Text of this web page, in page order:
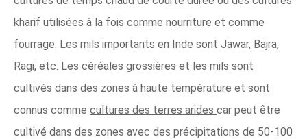
kharif utilisées à la fois comme nourriture et comme
fourrage. Les mils importants en Inde sont Jawar, Bajra,
Ragi, etc. Les céréales grossières et les mils sont
cultivés dans des zones à haute température et sont
connus comme cultures des terres arides car peut être
cultivé dans des zones avec des précipitations de 50-100